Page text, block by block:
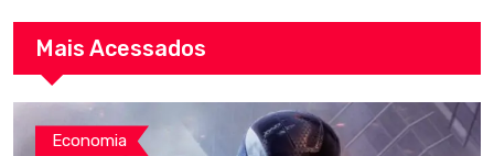
Mais Acessados
Economia